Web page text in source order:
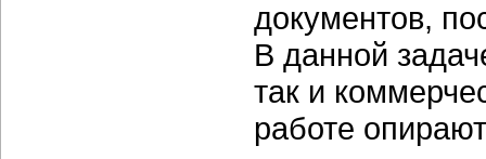
документов,
В данной
так и
работе